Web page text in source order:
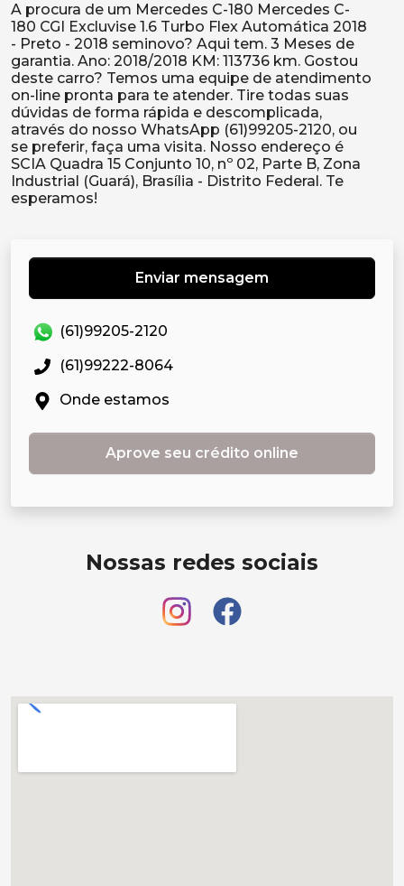
A procura de um Mercedes C-180 Mercedes C-
180 CGI Excluvise 1.6 Turbo Flex Automática 2018
- Preto - 2018 seminovo? Aqui tem. 3 Meses de
garantia. Ano: 2018/2018 KM: 113736 km. Gostou
deste carro? Temos uma equipe de atendimento
on-line pronta para te atender. Tire todas suas
dúvidas de forma rápida e descomplicada,
através do nosso WhatsApp (61)99205-2120, ou
se preferir, faça uma visita. Nosso endereço é
SCIA Quadra 15 Conjunto 10, nº 02, Parte B, Zona
Industrial (Guará), Brasília - Distrito Federal. Te
Enviar mensagem
(61)99205-2120
(61)99222-8064
Onde estamos
Aprove seu crédito online
Nossas redes sociais